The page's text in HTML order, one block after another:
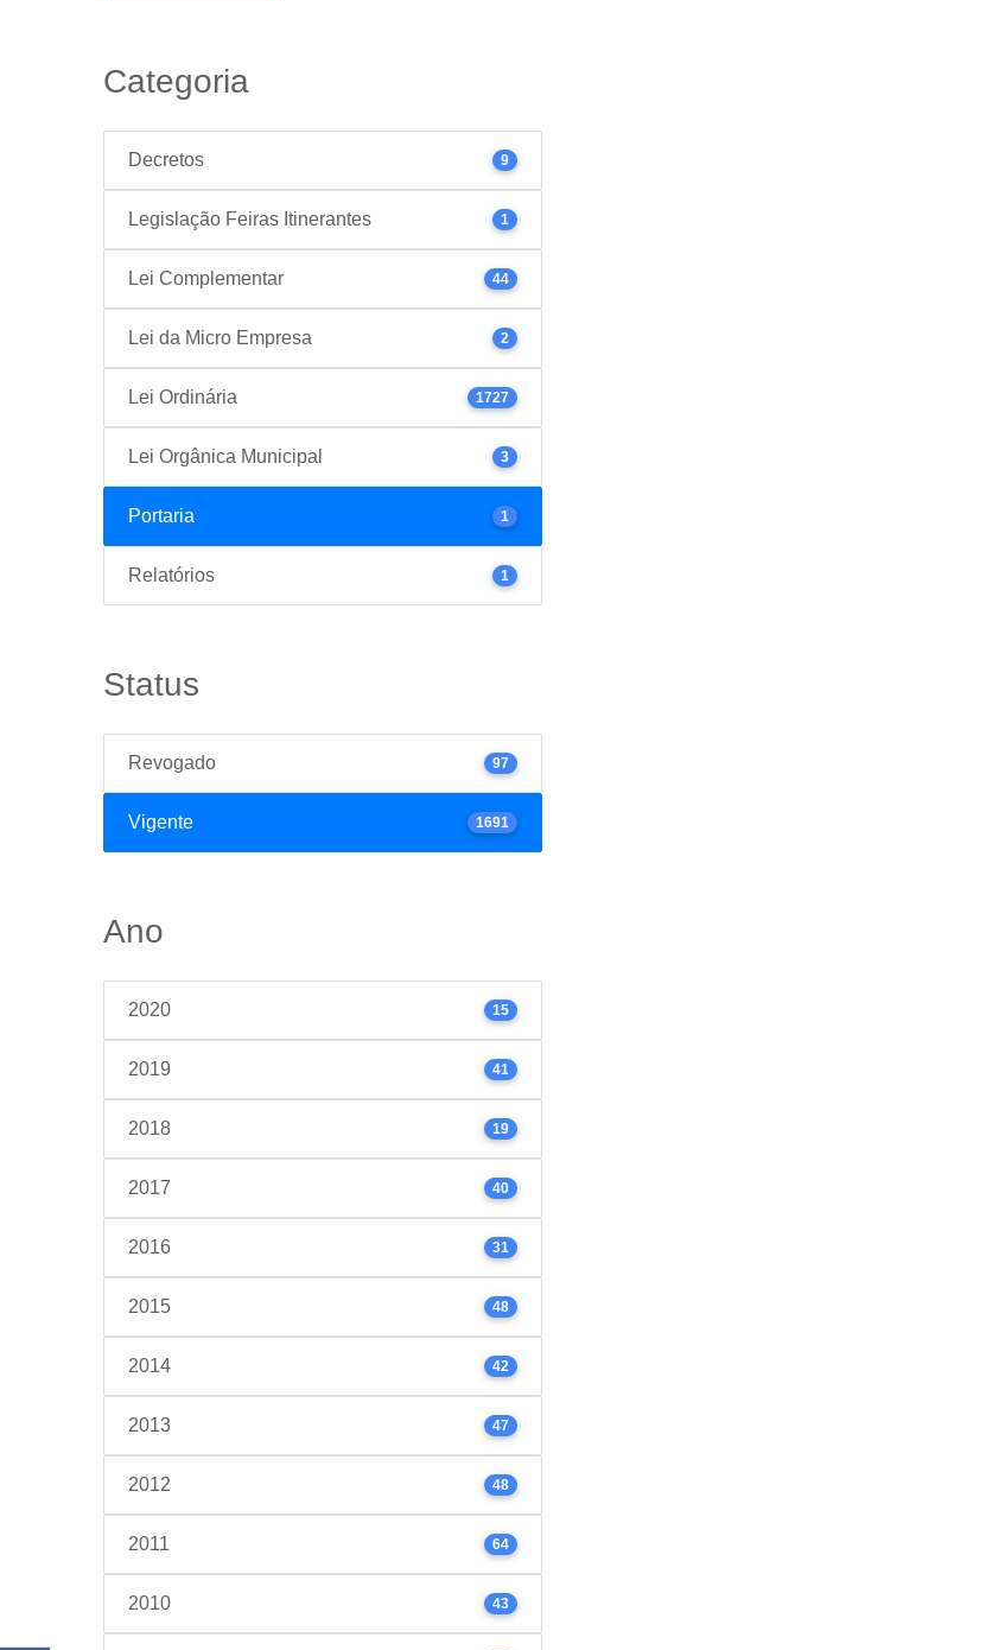
Categoria
Decretos 9
Legislação Feiras Itinerantes 1
Lei Complementar 44
Lei da Micro Empresa 2
Lei Ordinária 1727
Lei Orgânica Municipal 3
Portaria 1
Relatórios 1
Status
Revogado 97
Vigente 1691
Ano
2020 15
2019 41
2018 19
2017 40
2016 31
2015 48
2014 42
2013 47
2012 48
2011 64
2010 43